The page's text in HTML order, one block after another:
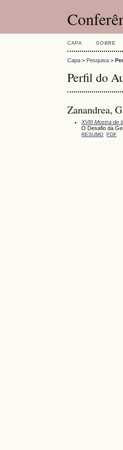
CAPA SOBRE
Capa > Pesquisa >
Perfil do
Zanandrea,
XVIII Mostra de
O Desafio da
RESUMO PDF